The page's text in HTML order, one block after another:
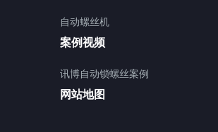
自动螺丝机
案例视频
讯博自动锁螺丝案例
网站地图